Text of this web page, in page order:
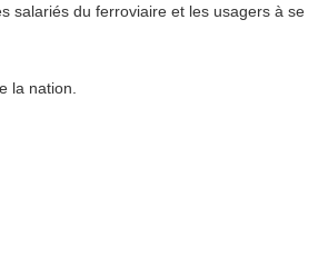
salariés du ferroviaire et les usagers à se
la nation.